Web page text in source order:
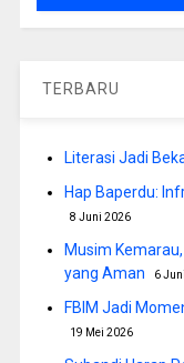
TERBARU
Literasi Jadi
Hap Baperdu:
8 Juni 2026
Musim
yang Aman
6
FBIM Jadi
19 Mei 2026